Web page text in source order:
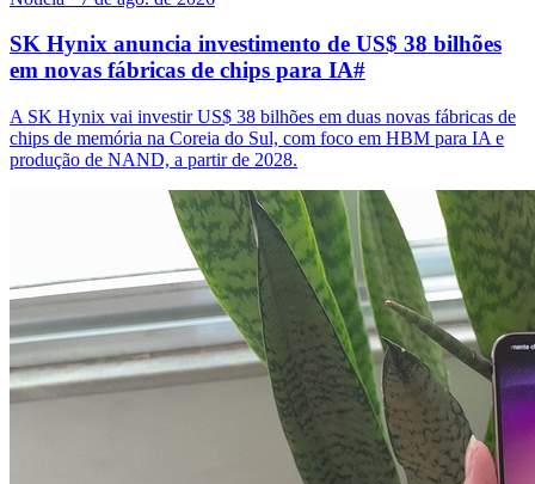
SK Hynix anuncia investimento de US$ 38 bilhões
em novas fábricas de chips para IA#
A SK Hynix vai investir US$ 38 bilhões em duas novas fábricas de
chips de memória na Coreia do Sul, com foco em HBM para IA e
produção de NAND, a partir de 2028.